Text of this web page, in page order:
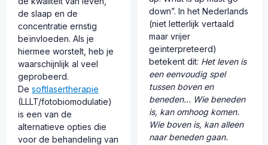
de slaap en de
concentratie ernstig
beïnvloeden. Als je
hiermee worstelt, heb je
waarschijnlijk al veel
geprobeerd.
De softlasertherapie
(LLLT/fotobiomodulatie)
is een van de
alternatieve opties die
voor de behandeling van
down”. In het Nederlands
(niet letterlijk vertaald
maar vrijer
geïnterpreteerd)
betekent dit: Het leven is
een eenvoudig spel
tussen boven en
beneden… Wie beneden
is, kan omhoog komen.
Wie boven is, kan alleen
naar beneden gaan.